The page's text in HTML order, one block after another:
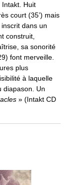
Huit
court (35’) mais
dans un
construit,
sa sonorité
font merveille.
plus
à laquelle
diapason. Un
» (Intakt CD